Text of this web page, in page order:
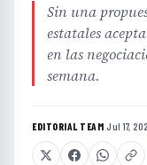
Sin una
estatales
en las
semana.
EDITORIAL TEAM·Jul 17,